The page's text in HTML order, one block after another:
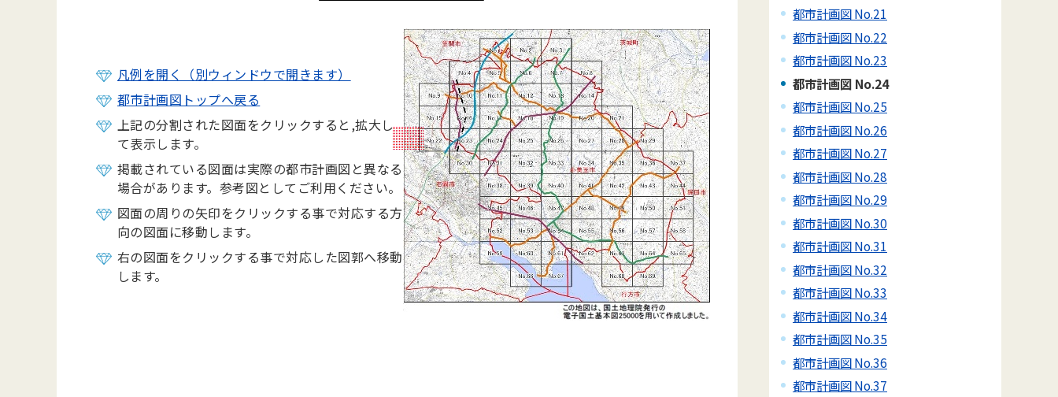
凡例を開く（別ウィンドウで開きます）
都市計画図トップへ戻る
上記の分割された図面をクリックすると,拡大し
て表示します。
掲載されている図面は実際の都市計画図と異なる
場合があります。参考図としてご利用ください。
図面の周りの矢印をクリックする事で対応する方
向の図面に移動します。
右の図面をクリックする事で対応した図郭へ移動
します。
都市計画図 No.21
都市計画図 No.22
都市計画図 No.23
都市計画図 No.24
都市計画図 No.25
都市計画図 No.26
都市計画図 No.27
都市計画図 No.28
都市計画図 No.29
都市計画図 No.30
都市計画図 No.31
都市計画図 No.32
都市計画図 No.33
都市計画図 No.34
都市計画図 No.35
都市計画図 No.36
都市計画図 No.37